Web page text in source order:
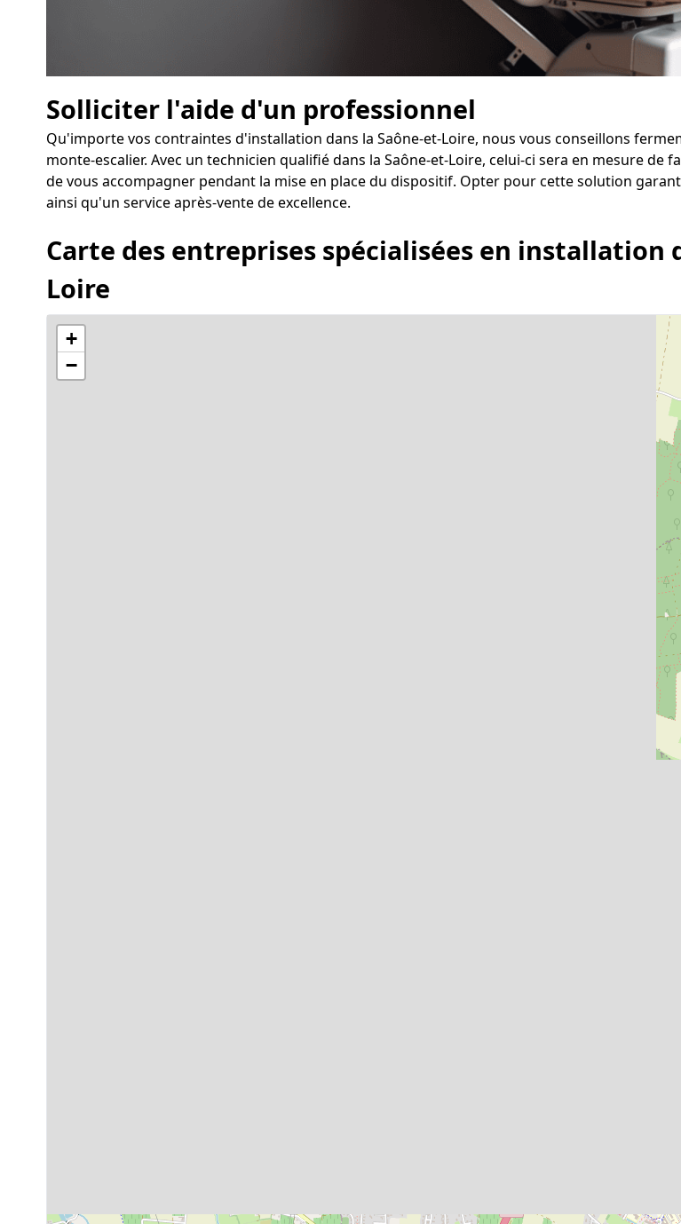
Solliciter l'aide d'un professionnel
Qu'importe vos contraintes d'installation dans la Saône-et-Loire, nous vous conseillons
monte-escalier. Avec un technicien qualifié dans la Saône-et-Loire, celui-ci sera en mesure
de vous accompagner pendant la mise en place du dispositif. Opter pour cette solution
ainsi qu'un service après-vente de excellence.
Carte des entreprises spécialisées en installation
Loire
+
−